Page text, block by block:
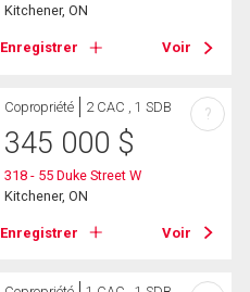
Kitchener, ON
Enregistrer Voir
Copropriété 2 CAC , 1 SDB
345 000 $
318 - 55 Duke Street W
Kitchener, ON
Enregistrer Voir
?